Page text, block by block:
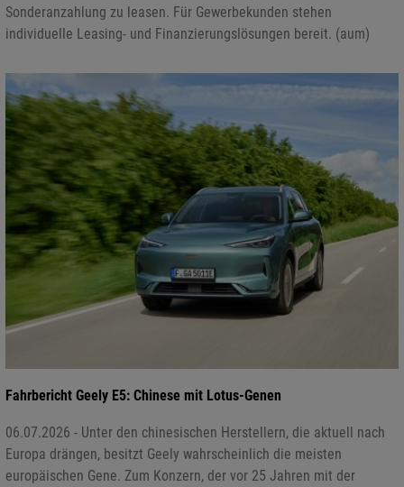
Sonderanzahlung zu leasen. Für Gewerbekunden stehen
individuelle Leasing- und Finanzierungslösungen bereit. (aum)
Fahrbericht Geely E5: Chinese mit Lotus-Genen
06.07.2026 - Unter den chinesischen Herstellern, die aktuell nach
Europa drängen, besitzt Geely wahrscheinlich die meisten
europäischen Gene. Zum Konzern, der vor 25 Jahren mit der